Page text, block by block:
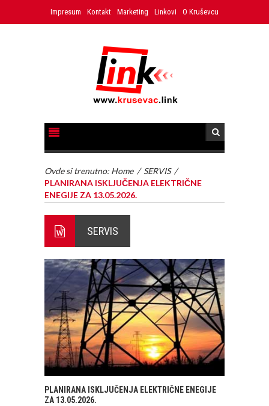
Impresum Kontakt Marketing Linkovi O Kruševcu
Ovde si trenutno: Home / SERVIS /
PLANIRANA ISKLJUČENJA ELEKTRIČNE
ENEGIJE ZA 13.05.2026.
SERVIS
PLANIRANA ISKLJUČENJA ELEKTRIČNE ENEGIJE
ZA 13.05.2026.